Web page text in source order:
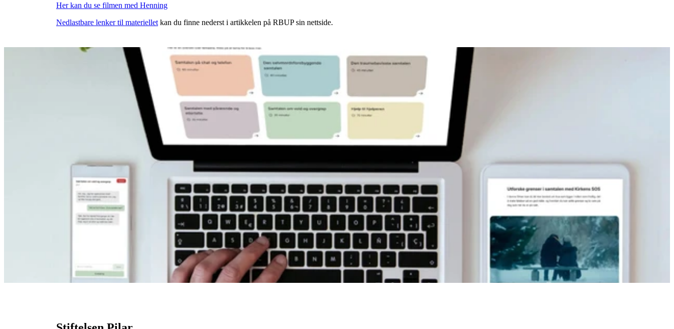
Her kan du se filmen med Henning
Nedlastbare lenker til materiellet kan du finne nederst i artikkelen på RBUP sin nettside.
Arendalsuka – Hvordan går vi fra kunnskap til handling?
Nedlastbar verktøykasse: Kunnskaps­modellen – Barnets behov i sentrum
28. april 2026